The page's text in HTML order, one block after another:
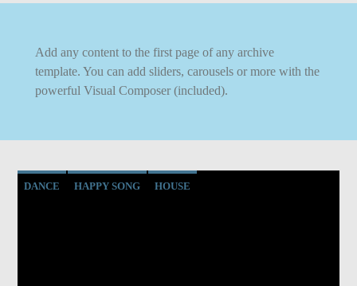
Add any content to the first page of any archive
template. You can add sliders, carousels or more with the
powerful Visual Composer (included).
DANCE HAPPY SONG HOUSE